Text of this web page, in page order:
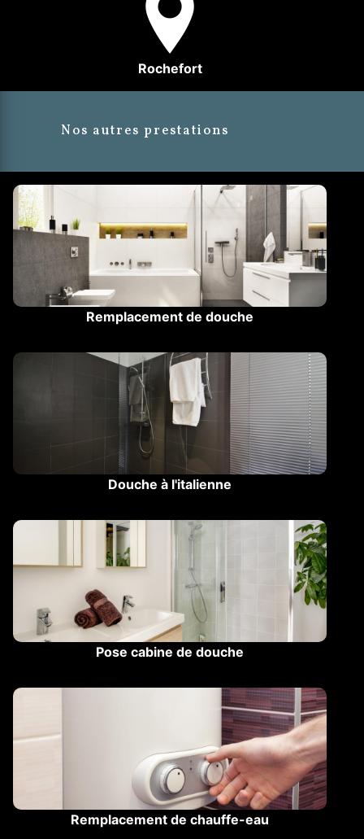
Rochefort
Nos autres prestations
Remplacement de douche
Douche à l'italienne
Pose cabine de douche
Remplacement de chauffe-eau